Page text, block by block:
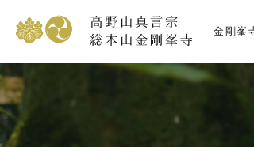
高
金剛峯